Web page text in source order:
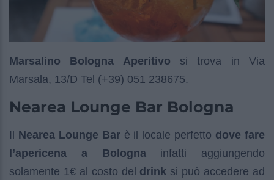
Marsalino Bologna Aperitivo si trova in Via
Marsala, 13/D Tel (+39) 051 238675.
Nearea Lounge Bar Bologna
Il Nearea Lounge Barè il locale perfetto dove fare
l’apericena a Bolognainfatti aggiungendo
solamente 1€ al costo del drink si può accedere ad